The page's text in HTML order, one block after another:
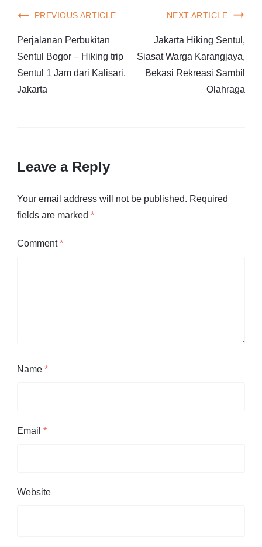
PREVIOUS ARTICLE
Perjalanan Perbukitan
Sentul Bogor – Hiking trip
Sentul 1 Jam dari Kalisari,
Jakarta
NEXT ARTICLE
Jakarta Hiking Sentul,
Siasat Warga Karangjaya,
Bekasi Rekreasi Sambil
Olahraga
Leave a Reply
Your email address will not be published. Required
fields are marked *
Comment*
Name *
Email *
Website